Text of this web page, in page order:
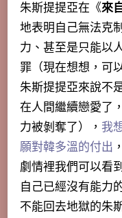
朱斯提提亞在《來
地表明自己無法克
力、甚至是只能以
罪（現在想想，可
朱斯提提亞來說不
在人間繼續戀愛了
力被剝奪了）， 我
願對韓多溫的付出
劇情裡我們可以看
自己已經沒有能力
不能回去地獄的朱